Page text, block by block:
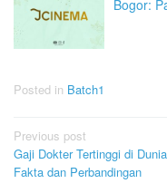
Bogor:
Posted in Batch1
Post
navigation
Previous post
Gaji Dokter Tertinggi di
Fakta dan Perbandingan